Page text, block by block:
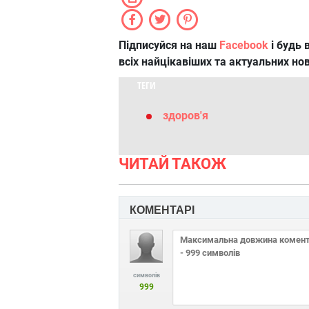
Підписуйся на наш Facebook і будь
всіх найцікавіших та актуальних
ТЕГИ
здоров'я
ЧИТАЙ ТАКОЖ
КОМЕНТАРІ
символів
999